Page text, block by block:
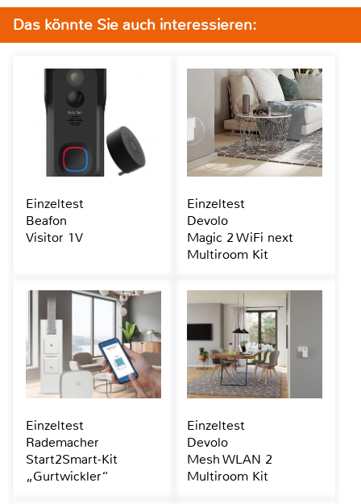
Das könnte Sie auch interessieren:
Einzeltest
Beafon
Visitor 1V
Einzeltest
Devolo
Magic 2 WiFi next
Multiroom Kit
Einzeltest
Rademacher
Start2Smart-Kit
„Gurtwickler“
Einzeltest
Devolo
Mesh WLAN 2
Multiroom Kit